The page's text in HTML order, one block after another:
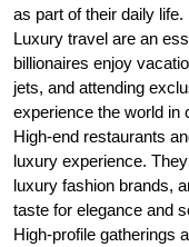
as part of their daily life.
Luxury travel are an
billionaires enjoy
jets, and attending
experience the world in
High-end restaurants
luxury experience.
luxury fashion brands,
taste for elegance and
High-profile gatherings